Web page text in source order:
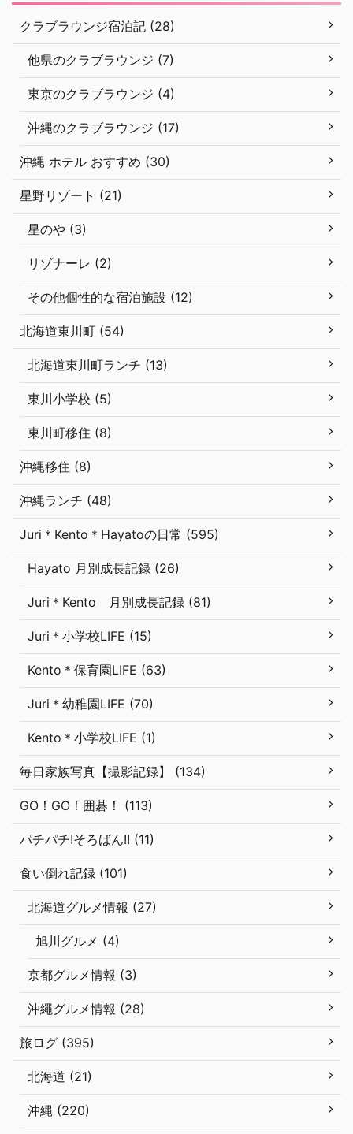
クラブラウンジ宿泊記 (28)
他県のクラブラウンジ (7)
東京のクラブラウンジ (4)
沖縄のクラブラウンジ (17)
沖縄 ホテル おすすめ (30)
星野リゾート (21)
星のや (3)
リゾナーレ (2)
その他個性的な宿泊施設 (12)
北海道東川町 (54)
北海道東川町ランチ (13)
東川小学校 (5)
東川町移住 (8)
沖縄移住 (8)
沖縄ランチ (48)
Juri＊Kento＊Hayatoの日常 (595)
Hayato 月別成長記録 (26)
Juri＊Kento 月別成長記録 (81)
Juri＊小学校LIFE (15)
Kento＊保育園LIFE (63)
Juri＊幼稚園LIFE (70)
Kento＊小学校LIFE (1)
毎日家族写真【撮影記録】 (134)
GO！GO！囲碁！ (113)
パチパチ!そろばん!! (11)
食い倒れ記録 (101)
北海道グルメ情報 (27)
旭川グルメ (4)
京都グルメ情報 (3)
沖繩グルメ情報 (28)
旅ログ (395)
北海道 (21)
沖縄 (220)